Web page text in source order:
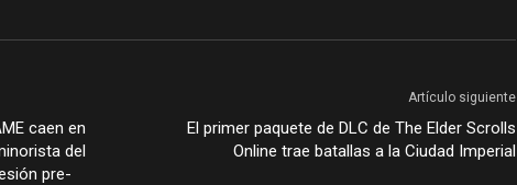
caen en
del
pre-
Artículo siguiente
El primer paquete de DLC de The Elder Scrolls
Online trae batallas a la Ciudad Imperial